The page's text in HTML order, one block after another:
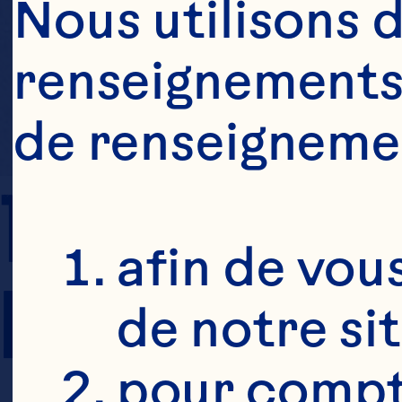
TEMPS DE
PRÉPARATION
Nous utilisons
de
afin de
de notre
pour